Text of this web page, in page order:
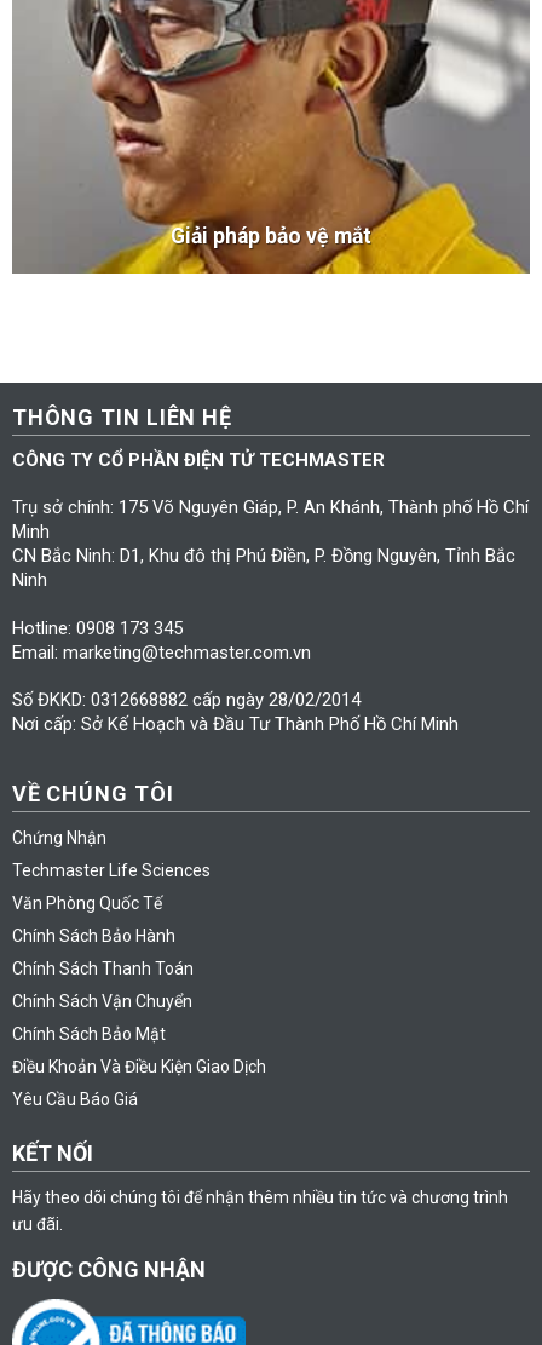
Giải pháp bảo vệ mắt
THÔNG TIN LIÊN HỆ
CÔNG TY CỔ PHẦN ĐIỆN TỬ TECHMASTER
Trụ sở chính: 175 Võ Nguyên Giáp, P. An Khánh, Thành phố Hồ Chí
Minh
CN Bắc Ninh: D1, Khu đô thị Phú Điền, P. Đồng Nguyên, Tỉnh Bắc
Ninh
Hotline: 0908 173 345
Email: marketing@techmaster.com.vn
Số ĐKKD: 0312668882 cấp ngày 28/02/2014
Nơi cấp: Sở Kế Hoạch và Đầu Tư Thành Phố Hồ Chí Minh
VỀ CHÚNG TÔI
Chứng Nhận
Techmaster Life Sciences
Văn Phòng Quốc Tế
Chính Sách Bảo Hành
Chính Sách Thanh Toán
Chính Sách Vận Chuyển
Chính Sách Bảo Mật
Điều Khoản Và Điều Kiện Giao Dịch
Yêu Cầu Báo Giá
KẾT NỐI
Hãy theo dõi chúng tôi để nhận thêm nhiều tin tức và chương trình
ưu đãi.
ĐƯỢC CÔNG NHẬN